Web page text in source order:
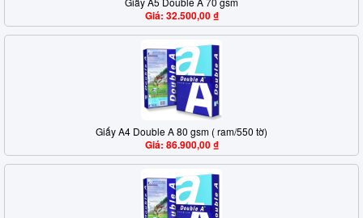
Giá: 32.500,00 ₫
Giấy A4 Double A 80 gsm ( ram/550 tờ)
Giá: 86.900,00 ₫